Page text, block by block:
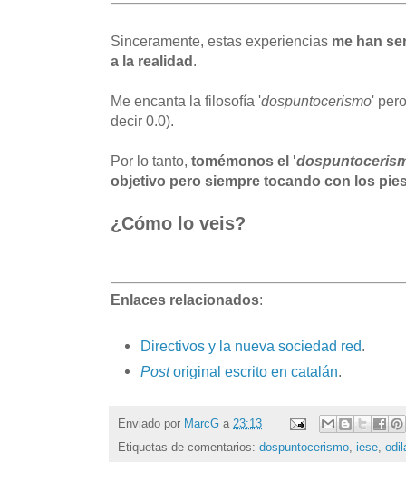
Sinceramente, estas experiencias me han
a la realidad.
Me encanta la filosofía 'dospuntocerismo'
decir 0.0).
Por lo tanto, tomémonos el '
objetivo pero siempre tocando con los
¿Cómo lo veis?
Enlaces relacionados:
Directivos y la nueva sociedad red.
Postoriginal escrito en catalán.
Enviado por MarcG a 23:13
Etiquetas de comentarios: dospuntocerismo, iese,